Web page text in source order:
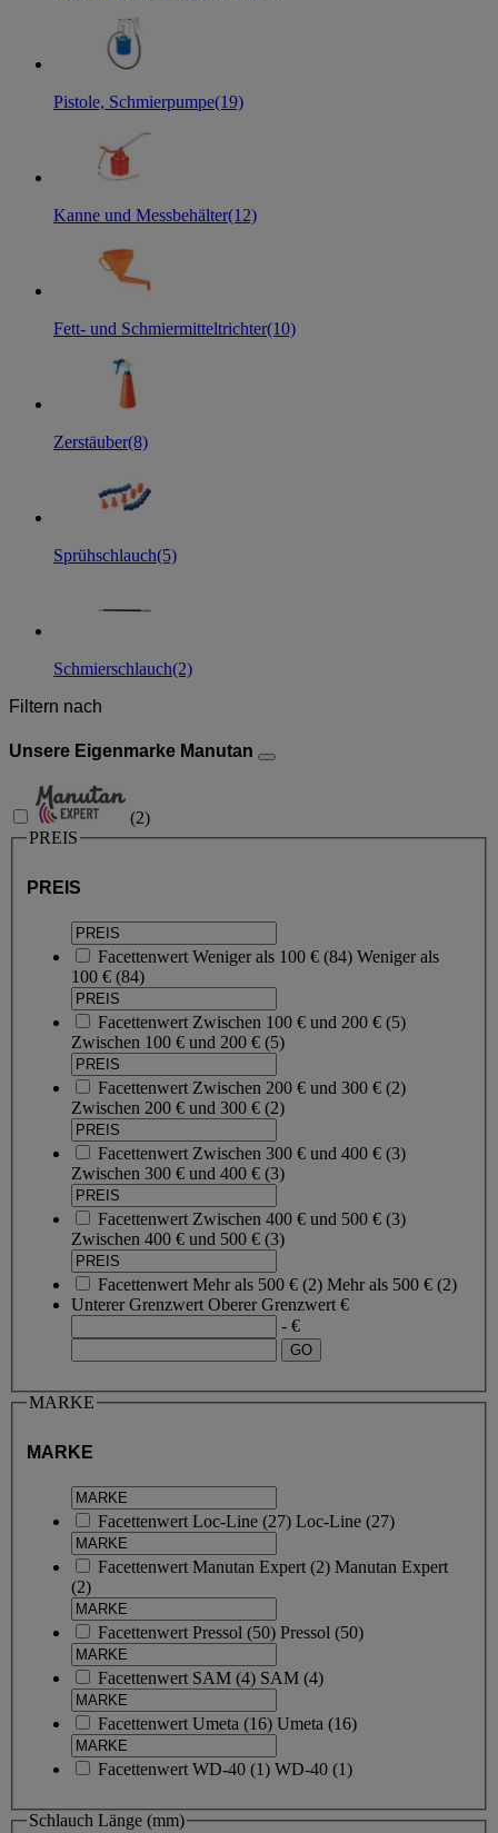
Pistole, Schmierpumpe(19)
Kanne und Messbehälter(12)
Fett- und Schmiermitteltrichter(10)
Zerstäuber(8)
Sprühschlauch(5)
Schmierschlauch(2)
Filtern nach
Unsere Eigenmarke Manutan
(2)
PREIS
PREIS
Facettenwert Weniger als 100 € (84) Weniger als
100 € (84)
Facettenwert Zwischen 100 € und 200 € (5)
Zwischen 100 € und 200 € (5)
Facettenwert Zwischen 200 € und 300 € (2)
Zwischen 200 € und 300 € (2)
Facettenwert Zwischen 300 € und 400 € (3)
Zwischen 300 € und 400 € (3)
Facettenwert Zwischen 400 € und 500 € (3)
Zwischen 400 € und 500 € (3)
Facettenwert Mehr als 500 € (2) Mehr als 500 € (2)
Unterer Grenzwert Oberer Grenzwert €
- €
MARKE
MARKE
Facettenwert Loc-Line (27) Loc-Line (27)
Facettenwert Manutan Expert (2) Manutan Expert
(2)
Facettenwert Pressol (50) Pressol (50)
Facettenwert SAM (4) SAM (4)
Facettenwert Umeta (16) Umeta (16)
Facettenwert WD-40 (1) WD-40 (1)
Schlauch Länge (mm)